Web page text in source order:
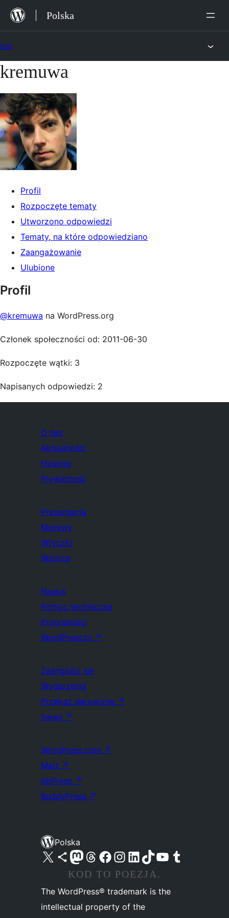
Przejdź
Polska
Przejdź
treści
kremuwa
Profil
Rozpoczęte tematy
Utworzono odpowiedzi
Tematy, na które odpowiedziano
Zaangażowanie
Ulubione
Profil
@kremuwa na WordPress.org
Członek społeczności od: 2011-06-30
Rozpoczęte wątki: 3
Napisanych odpowiedzi: 2
O nas
Aktualności
Hosting
Prywatność
Prezentacja
Motywy
Wtyczki
Wzorce
Nauka
Pomoc techniczna
Programiści
WordPress.tv ↗
Zaangażuj się
Wydarzenia
Przekaż darowiznę ↗
Swag ↗
WordPress.com ↗
Matt ↗
bbPress ↗
BuddyPress ↗
Polska
Odwiedź nasze konto X (dawniej Twitter)
Odwiedź nasze konto Bluesky
Odwiedź nasze konto na Mastodoncie
Odwiedź naszego Threadsa
Odwiedź naszego Facebooka
Odwiedź nasze konto na Instagramie
Odwiedź nasze konto na LinkedIn
Odwiedź naszego TikToka
Odwiedź nasz kanał YouTube
Odwiedź naszego Tumblra
KOD TO POEZJA.
The WordPress® trademark is the
intellectual property of the